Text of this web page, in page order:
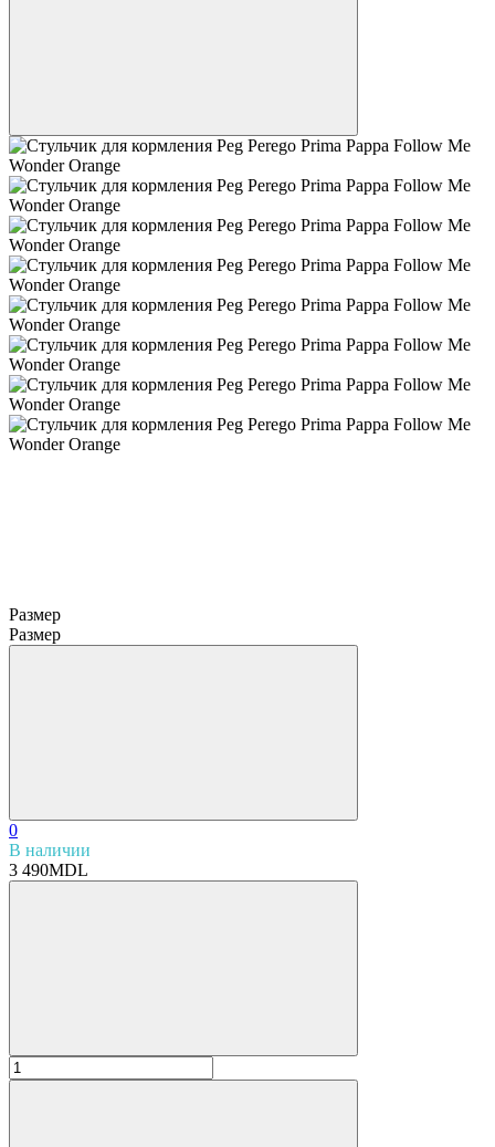
Размер
Размер
0
В наличии
3 490MDL